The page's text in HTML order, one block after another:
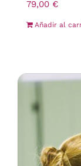
79,00 €
Añadir al